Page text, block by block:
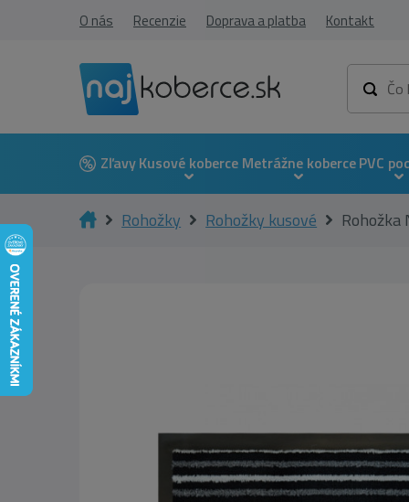
O nás Recenzie Doprava a platba Kontakt
ZľavyKusové koberce Metrážne kobercePVC
Rohožky Rohožky kusové Rohožka